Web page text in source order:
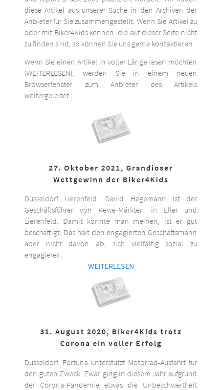
diese Artikel aus unserer Suche in den Archiven der
Anbieter für Sie zusammengestellt. Wenn Sie Artikel zu
oder mit Biker4Kids kennen, die auf dieser Seite nicht
zu finden sind, so können Sie uns gerne kontaktieren.
Wenn Sie einen Artikel in voller Länge lesen möchten
(WEITERLESEN), werden Sie in einem neuen
Browserfenster zum Anbieter des Artikels
weitergeleitet.
27. Oktober 2021, Grandioser
Wettgewinn der Biker4Kids
Düsseldorf Lierenfeld. David Hegemann ist der
Geschäftsführer von Rewe-Märkten in Eller und
Lierenfeld. Damit könnte man meinen, ist er gut
beschäftigt. Das hält den engagierten Geschäftsmann
aber nicht davon ab, sich vielfältig sozial zu
engagieren.
WEITERLESEN
31. August 2020, Biker4Kids trotz
Corona ein voller Erfolg
Düsseldorf. Fortuna unterstützt Motorrad-Ausfahrt für
den guten Zweck. Zwar ging in diesem Jahr aufgrund
der Corona-Pandemie etwas die Unbeschwertheit